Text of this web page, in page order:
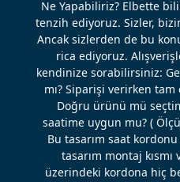
Ne Yapabiliriz? Elbette
tenzih ediyoruz. Sizler,
Ancak sizlerden de bu
rica ediyoruz.
kendinize sorabilirsiniz:
mı? Siparişi verirken
Doğru ürünü mü
saatime uygun mu? (
Bu tasarım saat
tasarım montaj
üzerindeki kordona hiç